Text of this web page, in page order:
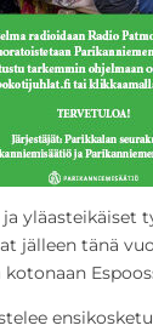
ja yläasteikäiset
jälleen tänä